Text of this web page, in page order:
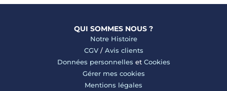
QUI SOMMES NOUS ?
Notre Histoire
CGV/ Avis clients
Données personnelles et Cookies
Gérer mes cookies
Mentions légales